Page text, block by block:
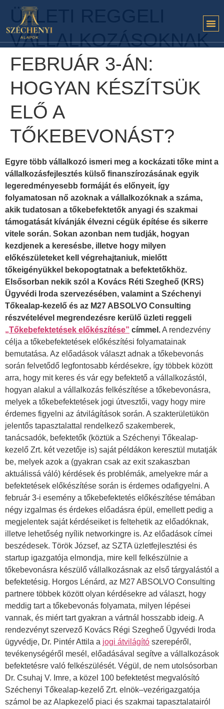
ÜZLETI REGGELI
VÁLLALKOZÁSOKNAK
FEBRUÁR 3-ÁN:
HOGYAN KÉSZÍTSÜK
ELŐ A
TŐKEBEVONÁST?
Egyre több vállalkozó ismeri meg a kockázati tőke mint a
vállalkozásfejlesztés külső finanszírozásának egyik
legeredményesebb formáját és előnyeit, így
folyamatosan nő azoknak a vállalkozóknak a száma,
akik tudatosan a tőkebefektetők anyagi és szakmai
támogatását kívánják élvezni cégük építése és sikerre
vitele során. Sokan azonban nem tudják, hogyan
kezdjenek a keresésbe, illetve hogy milyen
előkészületeket kell végrehajtaniuk, mielőtt
tőkeigényükkel bekopogtatnak a befektetőkhöz.
Elsősorban nekik szól a Kovács Réti Szegheő (KRS)
Ügyvédi Iroda szervezésében, valamint a Széchenyi
Tőkealap-kezelő és az M27 ABSOLVO Consulting
részvételével megrendezésre kerülő üzleti reggeli
„Tőkebefektetések előkészítése” címmel.A rendezvény
célja a tőkebefektetések előkészítési folyamatainak
bemutatása. Az előadások választ adnak a tőkebevonás
során felvetődő legfontosabb kérdésekre, így többek között
arra, hogy mit keres és vár egy befektető a vállalkozástól,
hogyan alakul a vállalkozás felkészítése a tőkebevonásra,
melyek a tőkebefektetések jogi útvesztői, vagy hogy mire
érdemes figyelni az átvilágítások során. A szakterületükön
jelentős tapasztalattal rendelkező szakemberek,
tanácsadók, befektetők (köztük a Széchenyi Tőkealap-
kezelő Zrt. két vezetője is) saját példákon keresztül mutatják
be, melyek azok a (gyakran csak az exit szakaszban
aktuálissá váló) kérdések és problémák, amelyekre már a
befektetések előkészítése során is érdemes odafigyelni. A
február 3-i esemény a tőkebefektetés előkészítése témában
négy izgalmas és érdekes előadásra épül, emellett pedig a
megjelentek saját kérdéseiket is feltehetik az előadóknak,
illetve lehetőség nyílik networkingre is. Az előadások címei
beszédesek. Török József, az SZTA üzletfejlesztési és
startup igazgatója elmondja, mire kell felkészülnie a
tőkebevonásra készülő vállalkozásnak az első tárgyalástól a
befektetésig. Horgos Lénárd, az M27 ABSOLVO Consulting
partnere többek között olyan kérdésekre ad választ, hogy
meddig tart a tőkebevonás folyamata, milyen lépései
vannak, és miért tart gyakran a vártnál hosszabb ideig. A
rendezvényt szervező Kovács Régi Szegheő Ügyvédi Iroda
ügyvédje, Dr. Pintér Attila a jogi átvilágító szerepéről,
tevékenységéről mesél, előadásával segítve a vállalkozások
befektetésre való felkészülését. Végül, de nem utolsósorban
Dr. Csuhaj V. Imre, a közel 100 befektetést megvalósító
Széchenyi Tőkealap-kezelő Zrt. elnök–vezérigazgatója
számol be az Alapkezelő piaci és szakmai tapasztalatairól